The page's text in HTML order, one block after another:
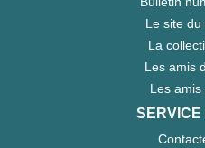
Le site du
La
Les amis
Les
SERVICE